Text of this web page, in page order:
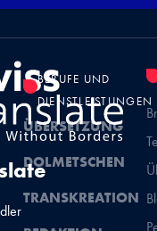
BERUFE UND
DIENSTLEISTUNGEN
ÜBERSETZUNG
DOLMETSCHEN
TRANSKREATION